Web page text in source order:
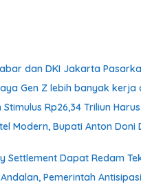
dan DKI Jakarta
Gen Z lebih banyak
Stimulus Rp26,34 Triliun
Modern, Bupati Anton
Settlement Dapat Redam
Pemerintah